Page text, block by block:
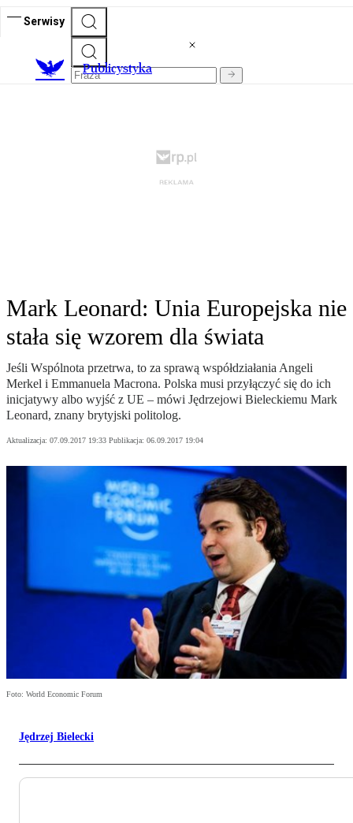
Serwisy
Publicystyka
Mark Leonard: Unia Europejska nie
stała się wzorem dla świata
Jeśli Wspólnota przetrwa, to za sprawą współdziałania Angeli
Merkel i Emmanuela Macrona. Polska musi przyłączyć się do ich
inicjatywy albo wyjść z UE – mówi Jędrzejowi Bieleckiemu Mark
Leonard, znany brytyjski politolog.
Aktualizacja: 07.09.2017 19:33 Publikacja: 06.09.2017 19:04
Foto: World Economic Forum
Jędrzej Bielecki